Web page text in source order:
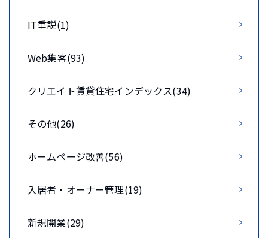
IT重説(1)
Web集客(93)
クリエイト賃貸住宅インデックス(34)
その他(26)
ホームページ改善(56)
入居者・オーナー管理(19)
新規開業(29)